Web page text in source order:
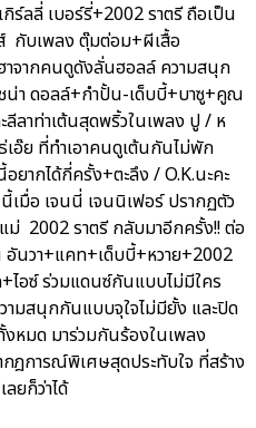
ร์ลลี่ เบอร์รี่+2002 ราตรี ถือเป็น
บเพลง ตุ๊มต่อม+ผีเสื้อ
าจากคนดูดังลั่นฮอลล์ ความสนุก
น่า ดอลล์+กำปั้น-เด็บบี้+บาซู+คูณ
ลีลาท่าเต้นสุดพริ้วในเพลง ปู / ห
อ๊ย ที่ทำเอาคนดูเต้นกันไม่พัก
ากได้กี่ครั้ง+ตะลึง / O.K.นะคะ
มื่อ เจนนี่ เจนนิเฟอร์ ปรากฏตัว
ม่ 2002 ราตรี กลับมาอีกครั้ง!! ต่อ
นวา+แคท+เด็บบี้+หวาย+2002
อซ์ ร่วมแดนซ์กันแบบไม่มีใคร
มสนุกกันแบบจุใจไม่มียั้ง และปิด
หมด มาร่วมกันร้องในเพลง
ฎการณ์พิเศษสุดประทับใจ ที่สร้าง
ยก็ว่าได้